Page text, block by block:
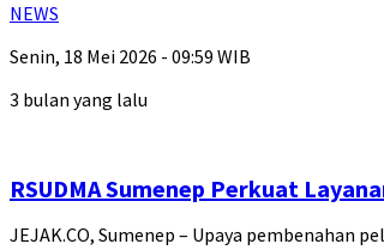
NEWS
Senin, 18 Mei 2026 - 09:59 WIB
3 bulan yang lalu
RSUDMA Sumenep Perkuat
JEJAK.CO, Sumenep – Upaya pembenahan